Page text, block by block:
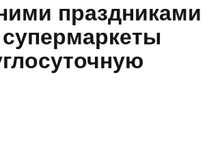
праздниками